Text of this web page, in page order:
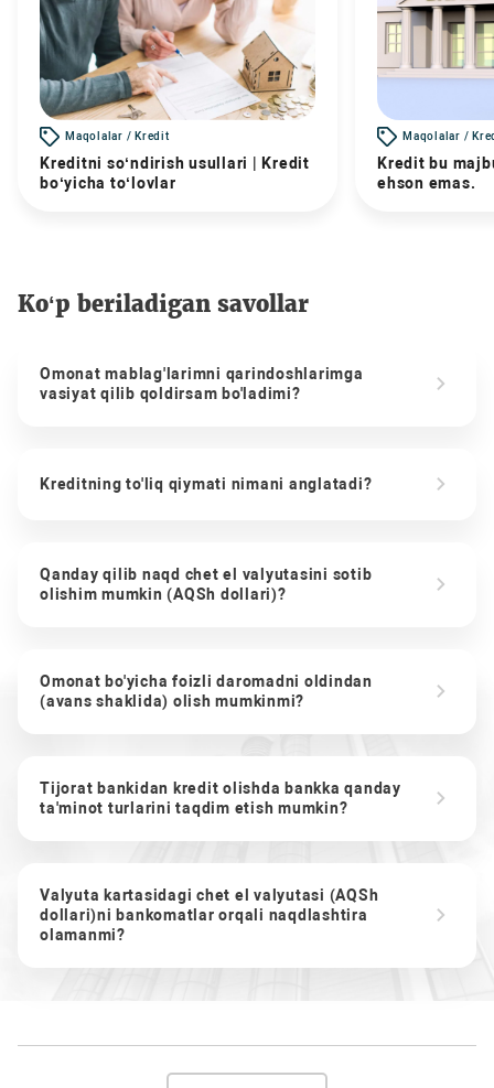
Maqolalar / Kredit
Kreditni so‘ndirish usullari | Kredit
bo‘yicha to‘lovlar
Maqolalar /
Kredit bu
ehson emas.
Ko‘p beriladigan savollar
Omonat mablag'larimni qarindoshlarimga
vasiyat qilib qoldirsam bo'ladimi?
Kreditning to'liq qiymati nimani anglatadi?
Qanday qilib naqd chet el valyutasini sotib
olishim mumkin (AQSh dollari)?
Omonat bo'yicha foizli daromadni oldindan
(avans shaklida) olish mumkinmi?
Tijorat bankidan kredit olishda bankka qanday
ta'minot turlarini taqdim etish mumkin?
Valyuta kartasidagi chet el valyutasi (AQSh
dollari)ni bankomatlar orqali naqdlashtira
olamanmi?